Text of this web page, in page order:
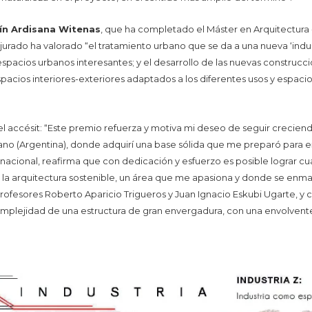
Ardisana Witenas, que ha completado el Máster en
ha valorado “el tratamiento urbano que se da a una nueva
urbanos interesantes; y el desarrollo de las nuevas
interiores-exteriores adaptados a los diferentes usos y
accésit: “Este premio refuerza y motiva mi deseo de seguir
(Argentina), donde adquirí una base sólida que me preparó para
reafirma que con dedicación y esfuerzo es posible lograr
sostenible, un área que me apasiona y donde se
Roberto Aparicio Trigueros y Juan Ignacio Eskubi Ugarte, y
de una estructura de gran envergadura, con una